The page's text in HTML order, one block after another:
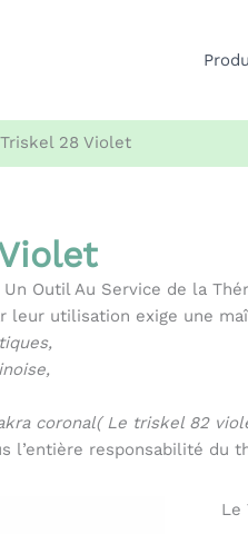
Triskel 28 Violet
Outil Au Service de la
leur utilisation exige une
coronal( Le triskel 82
l’entière responsabilité du
Le